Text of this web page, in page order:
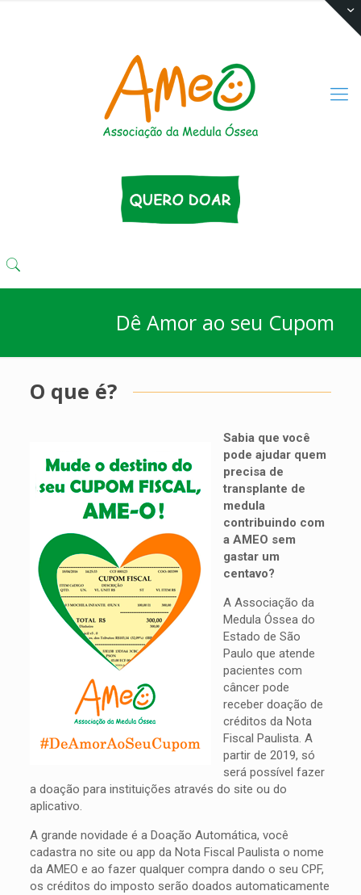
Dê Amor ao seu Cupom
O que é?
Sabia que você
pode ajudar quem
precisa de
transplante de
medula
contribuindo com
a AMEO sem
gastar um
centavo?
A Associação da
Medula Óssea do
Estado de São
Paulo que atende
pacientes com
câncer pode
receber doação de
créditos da Nota
Fiscal Paulista. A
partir de 2019, só
será possível fazer
a doação para instituições através do site ou do
aplicativo.
A grande novidade é a Doação Automática, você
cadastra no site ou app da Nota Fiscal Paulista o nome
da AMEO e ao fazer qualquer compra dando o seu CPF,
os créditos do imposto serão doados automaticamente